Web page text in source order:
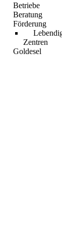
Betriebe
Beratung
Förderung
Zentren
Goldesel